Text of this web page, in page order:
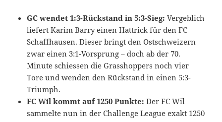
GC wendet 1:3-Rückstand in 5:3-Sieg: Vergeblich
liefert Karim Barry einen Hattrick für den FC
Schaffhausen. Dieser bringt den Ostschweizern
zwar einen 3:1-Vorsprung – doch ab der 70.
Minute schiessen die Grasshoppers noch vier
Tore und wenden den Rückstand in einen 5:3-
Triumph.
FC Wil kommt auf 1250 Punkte: Der FC Wil
sammelte nun in der Challenge League exakt 1250